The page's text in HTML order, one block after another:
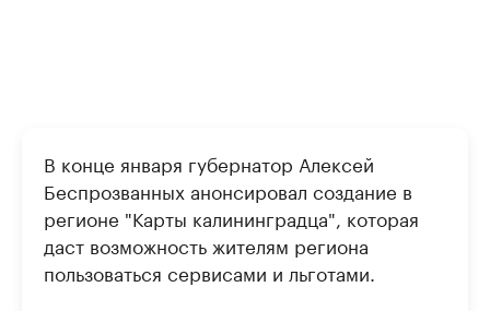
В конце января губернатор Алексей
Беспрозванных анонсировал создание в
регионе "Карты калининградца", которая
даст возможность жителям региона
пользоваться сервисами и льготами.